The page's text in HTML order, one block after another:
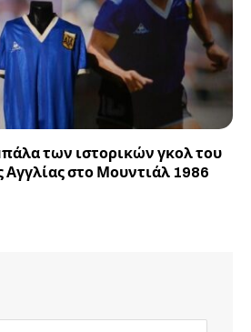
των ιστορικών γκολ του
Αγγλίας στο Μουντιάλ 1986